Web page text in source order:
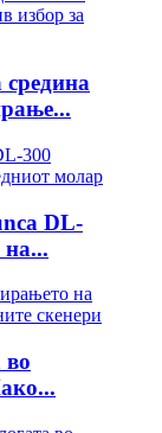
DL-
на...
во